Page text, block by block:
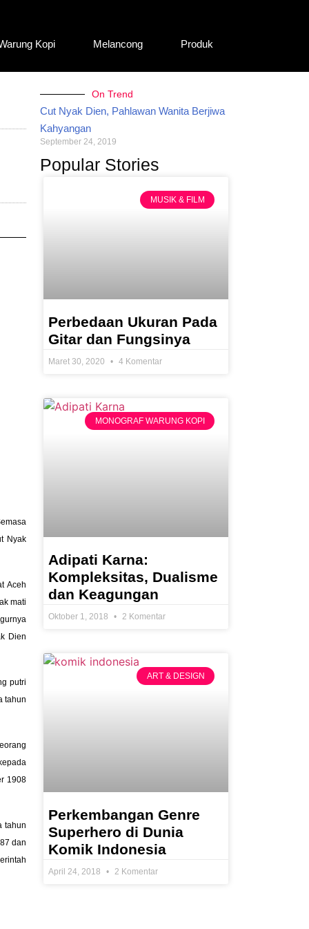
Kopi Melancong Produk
Nyak
Aceh
mati
Dien
putri
tahun
1908
tahun
dan
On Trend
Cut Nyak Dien, Pahlawan Wanita Berjiwa
Kahyangan
September 24, 2019
Popular Stories
MUSIK & FILM
Perbedaan Ukuran Pada
Gitar dan Fungsinya
Maret 30, 2020 4 Komentar
MONOGRAF WARUNG KOPI
Adipati Karna:
Kompleksitas, Dualisme
dan Keagungan
Oktober 1, 2018 2 Komentar
ART & DESIGN
Perkembangan Genre
Superhero di Dunia
Komik Indonesia
April 24, 2018 2 Komentar